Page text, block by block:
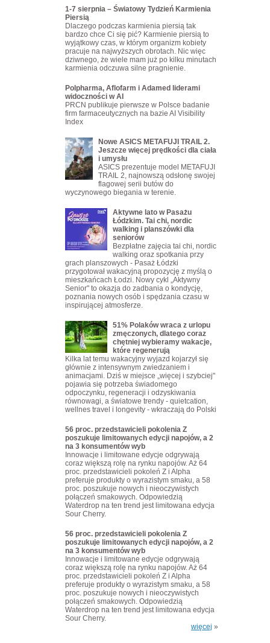
1-7 sierpnia – Światowy Tydzień Karmienia
Piersią
Dlaczego podczas karmienia piersią tak
bardzo chce Ci się pić? Karmienie piersią to
wyjątkowy czas, w którym organizm kobiety
pracuje na najwyższych obrotach. Nic więc
dziwnego, że wiele mam już po kilku minutach
karmienia odczuwa silne pragnienie.
Polpharma, Aflofarm i Adamed liderami
widoczności w AI
PRCN publikuje pierwsze w Polsce badanie
firm farmaceutycznych na bazie AI Visibility
Index
Nowe ASICS METAFUJI TRAIL 2.
Jeszcze więcej prędkości dla ciała
i umysłu
ASICS prezentuje model METAFUJI
TRAIL 2, najnowszą odsłonę swojej
flagowej serii butów do
wyczynowego biegania w terenie.
Aktywne lato w Pasażu
Łódzkim. Tai chi, nordic
walking i planszówki dla
seniorów
Bezpłatne zajęcia tai chi, nordic
walking oraz spotkania przy
grach planszowych - Pasaż Łódzki
przygotował wakacyjną propozycję z myślą o
mieszkańcach Łodzi. Nowy cykl „Aktywny
Senior" to okazja do zadbania o kondycję,
poznania nowych osób i spędzania czasu w
inspirującej atmosferze.
51% Polaków wraca z urlopu
zmęczonych, dlatego coraz
chętniej wybieramy wakacje,
które regenerują
Kilka lat temu wakacyjny wyjazd kojarzył się
głównie z intensywnym zwiedzaniem i
animacjami. Dziś w miejsce „więcej i szybciej"
pojawia się potrzeba świadomego
odpoczynku, regeneracji i odzyskiwania
równowagi, a światowe trendy - quietcation,
wellnes travel i longevity - wkraczają do Polski
56 proc. przedstawicieli pokolenia Z
poszukuje limitowanych edycji napojów, a 2
na 3 konsumentów wyb
Innowacje i limitowane edycje odgrywają
coraz większą rolę na rynku napojów. Aż 64
proc. przedstawicieli pokoleń Z i Alpha
preferuje produkty o wyrazistym smaku, a 58
proc. poszukuje nowych i nieoczywistych
połączeń smakowych. Odpowiedzią
Waterdrop na ten trend jest limitowana edycja
Sour Cherry.
56 proc. przedstawicieli pokolenia Z
poszukuje limitowanych edycji napojów, a 2
na 3 konsumentów wyb
Innowacje i limitowane edycje odgrywają
coraz większą rolę na rynku napojów. Aż 64
proc. przedstawicieli pokoleń Z i Alpha
preferuje produkty o wyrazistym smaku, a 58
proc. poszukuje nowych i nieoczywistych
połączeń smakowych. Odpowiedzią
Waterdrop na ten trend jest limitowana edycja
Sour Cherry.
więcej »